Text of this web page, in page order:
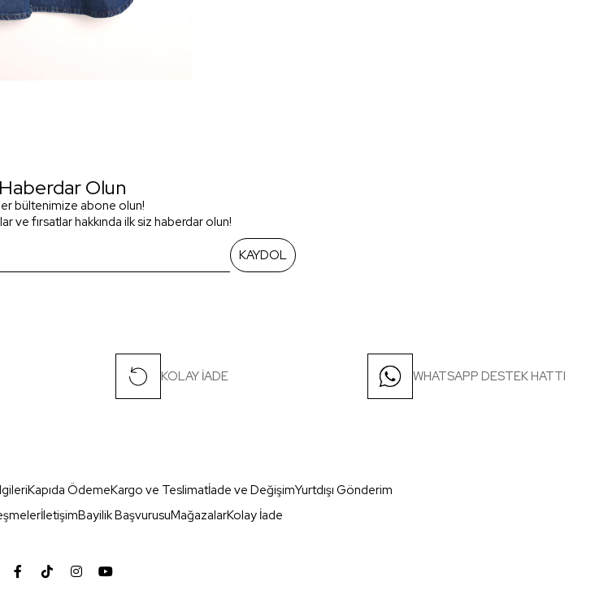
Haberdar Olun
bültenimize abone olun!
ve fırsatlar hakkında ilk siz haberdar olun!
KAYDOL
KOLAY İADE WHATSAPP DESTEK HATTI
Kapıda ÖdemeKargo ve Teslimatİade ve DeğişimYurtdışı Gönderim
İletişimBayilik BaşvurusuMağazalarKolay İade